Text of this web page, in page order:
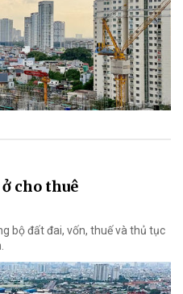
cho thuê
bộ đất đai, vốn, thuế và thủ tục